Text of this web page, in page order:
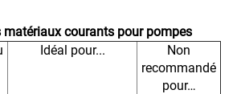
matériaux courants pour pompes
Idéal pour...
Non
recommandé
pour…